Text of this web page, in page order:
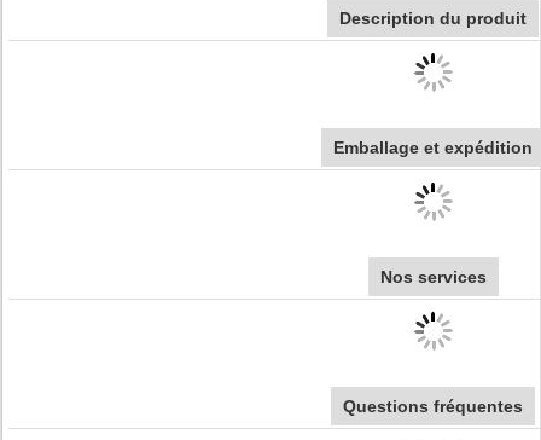
Description du produit
Emballage et expédition
Nos services
Questions fréquentes